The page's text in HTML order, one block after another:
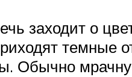
заходит о
темные
Обычно